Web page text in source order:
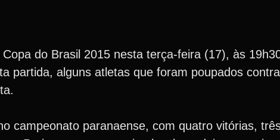
do Brasil 2015 nesta terça-feira (17), às
partida, alguns atletas que foram poupados
campeonato paranaense, com quatro vitórias,